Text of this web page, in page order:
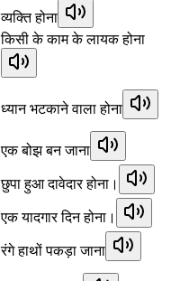
व्यक्ति होना
किसी के काम के लायक होना
ध्यान भटकाने वाला होना
एक बोझ बन जाना
छुपा हुआ दावेदार होना।
एक यादगार दिन होना।
रंगे हाथों पकड़ा जाना